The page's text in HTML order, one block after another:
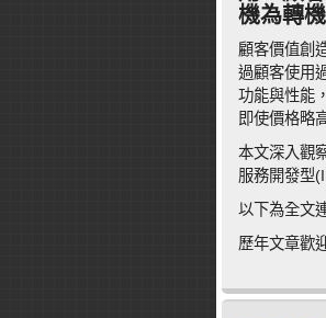
機為轉
顧客價值創
過顧客使用
功能與性能
即使價格略
本文深入觀
服務開發型
以下為全文
歷年文章歡